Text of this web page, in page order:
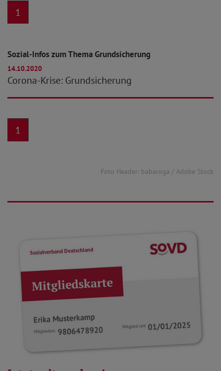
1
Sozial-Infos zum Thema Grundsicherung
14.10.2020
Corona-Krise: Grundsicherung
1
Foto Header: babaroga / Adobe Stock